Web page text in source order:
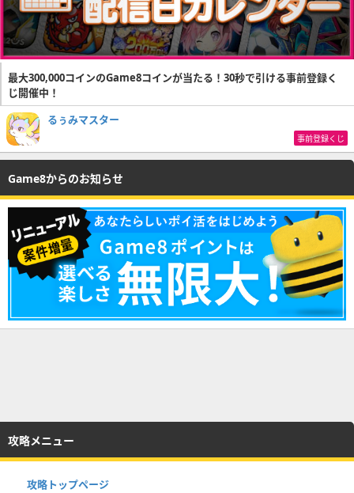
最大300,000コインのGame8コインが当たる！30秒で引ける事前登録く
じ開催中！
るぅみマスター
事前登録くじ
Game8からのお知らせ
攻略メニュー
攻略トップページ